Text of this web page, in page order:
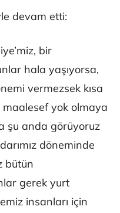
devam etti:
bir
hala yaşıyorsa,
vermezsek kısa
yok olmaya
şu anda görüyoruz
döneminde
bütün
gerek yurt
insanları için